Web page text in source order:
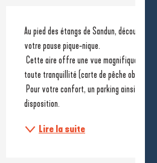
Description
Au pied des étangs de Sandun, découvrez
votre pause pique-nique.
toute tranquillité (carte de pêche
disposition.
Lire la suite